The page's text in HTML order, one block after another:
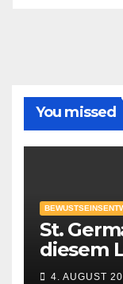
You missed
St.
diesem
4. AUGUST